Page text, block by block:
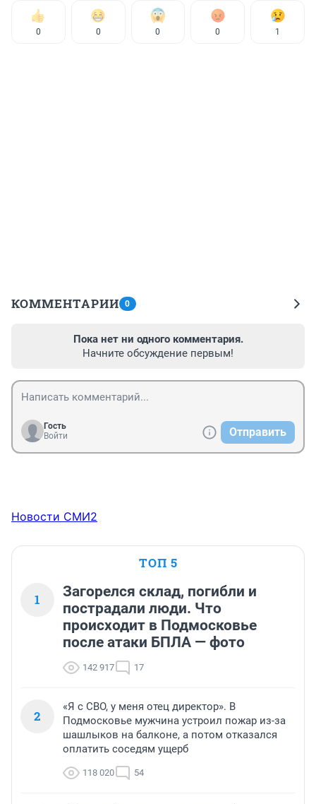
0 0 0 0 1
КОММЕНТАРИИ 0
Пока нет ни одного комментария.
Начните обсуждение первым!
Гость
Войти
Отправить
Новости СМИ2
ТОП 5
1
Загорелся склад, погибли и
пострадали люди. Что
происходит в Подмосковье
после атаки БПЛА — фото
142 917 17
2
«Я с СВО, у меня отец директор». В
Подмосковье мужчина устроил пожар из-за
шашлыков на балконе, а потом отказался
оплатить соседям ущерб
118 020 54